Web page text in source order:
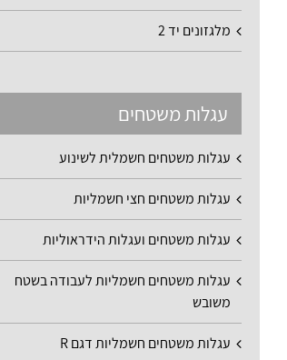
מלגזונים יד 2
עגלות משטחים
עגלות משטחים חשמלית לשינוע
עגלות משטחים חצי חשמליות
עגלות משטחים ועגלות הידראוליות
עגלות משטחים חשמליות לעבודה בשטח
משובש
עגלות משטחים חשמליות דגם R